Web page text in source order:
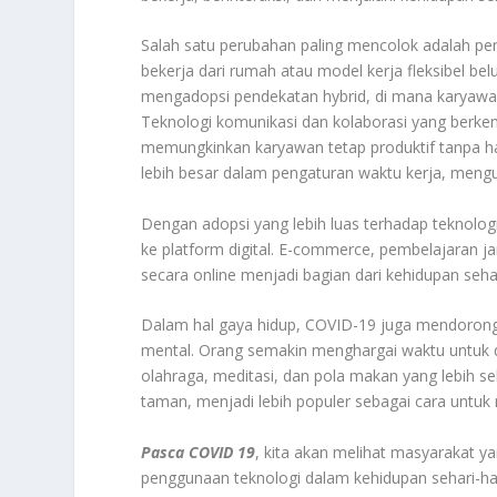
Salah satu perubahan paling mencolok adalah
bekerja dari rumah atau model kerja fleksibel
mengadopsi pendekatan hybrid, di mana
Teknologi komunikasi dan kolaborasi yang
memungkinkan karyawan tetap produktif tanpa
lebih besar dalam pengaturan waktu kerja,
Dengan adopsi yang lebih luas terhadap
ke platform digital. E-commerce, pembelajaran
secara online menjadi bagian dari kehidupan
Dalam hal gaya hidup, COVID-19 juga
mental. Orang semakin menghargai waktu
olahraga, meditasi, dan pola makan yang lebih
taman, menjadi lebih populer sebagai cara
Pasca COVID 19, kita akan melihat masyarakat
penggunaan teknologi dalam kehidupan sehari-